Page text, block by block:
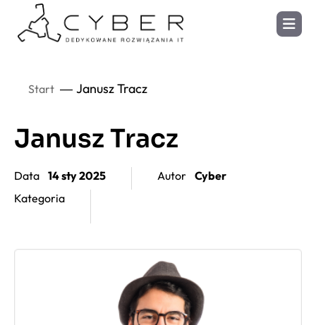
Start Janusz Tracz
Janusz Tracz
Data 14 sty 2025
Kategoria
Autor Cyber